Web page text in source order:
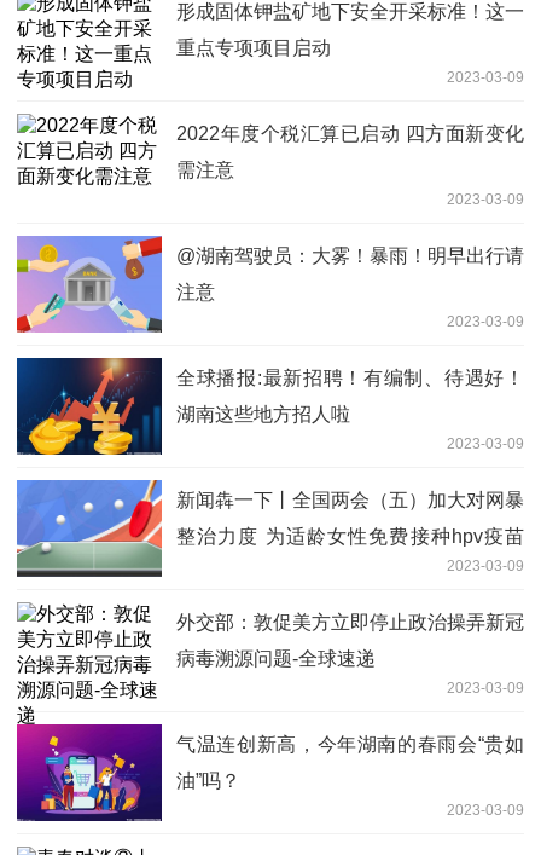
形成固体钾盐矿地下安全开采标准！这一
重点专项项目启动
2023-03-09
2022年度个税汇算已启动 四方面新变化
需注意
2023-03-09
@湖南驾驶员：大雾！暴雨！明早出行请
注意
2023-03-09
全球播报:最新招聘！有编制、待遇好！
湖南这些地方招人啦
2023-03-09
新闻犇一下丨全国两会（五）加大对网暴
整治力度 为适龄女性免费接种hpv疫苗
2023-03-09
外交部：敦促美方立即停止政治操弄新冠
病毒溯源问题-全球速递
2023-03-09
气温连创新高，今年湖南的春雨会“贵如
油”吗？
2023-03-09